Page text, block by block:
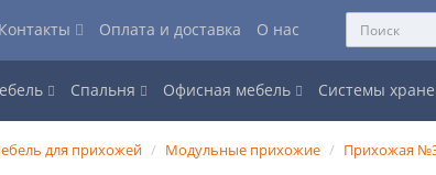
Контакты Оплата и доставка О нас
Спальня Офисная мебель Системы
для прихожей Модульные прихожие Прихожая